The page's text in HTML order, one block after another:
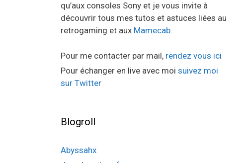
qu’aux consoles Sony et je vous invite à
découvrir tous mes tutos et astuces liées au
retrogaming et aux Mamecab.
Pour me contacter par mail, rendez vous ici
Pour échanger en live avec moi suivez moi
sur Twitter
Blogroll
Abyssahx